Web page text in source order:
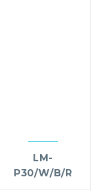
LM-
P30/W/B/R